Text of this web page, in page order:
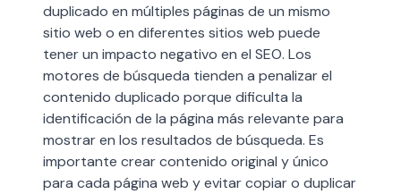
duplicado en múltiples páginas de un mismo
sitio web o en diferentes sitios web puede
tener un impacto negativo en el SEO. Los
motores de búsqueda tienden a penalizar el
contenido duplicado porque dificulta la
identificación de la página más relevante para
mostrar en los resultados de búsqueda. Es
importante crear contenido original y único
para cada página web y evitar copiar o duplicar